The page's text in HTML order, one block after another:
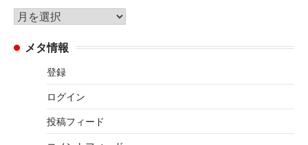
リ
ー
ア
カ メタ情報
登録
ログイン
投稿フィード